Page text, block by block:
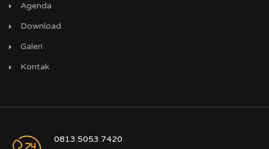
Agenda
Download
Galeri
Kontak
0813.5053.7420